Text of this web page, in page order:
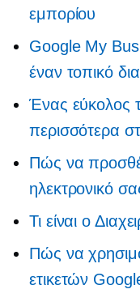
εμπορίου
Google My
έναν τοπικό
Ένας εύκολος
περισσότερα
Πώς να
ηλεκτρονικό
Τι είναι ο
Πώς να
ετικετών